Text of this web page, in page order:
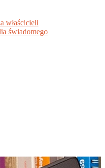
właścicieli
świadomego